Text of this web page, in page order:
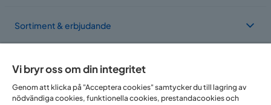
Sortiment & erbjudande
Vi bryr oss om din integritet
Genom att klicka på "Acceptera cookies" samtycker du till lagring av
nödvändiga cookies, funktionella cookies, prestandacookies och